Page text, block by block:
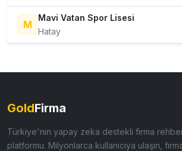
M
Mavi Vatan Spor Lisesi
Hatay
GoldFirma
Türkiye'nin yapay zeka destekli firma
platformu. Milyonlarca kullanıcıya ulaşın,